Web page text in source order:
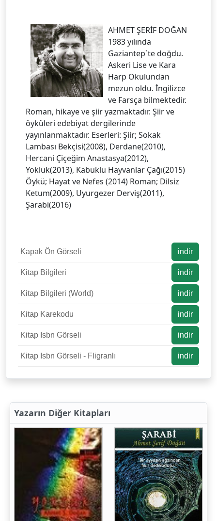
AHMET ŞERİF DOĞAN
1983 yılında
Gaziantep`te doğdu.
Askeri Lise ve Kara
Harp Okulundan
mezun oldu. İngilizce
ve Farsça bilmektedir.
Roman, hikaye ve şiir yazmaktadır. Şiir ve
öyküleri edebiyat dergilerinde
yayınlanmaktadır. Eserleri: Şiir; Sokak
Lambası Bekçisi(2008), Derdane(2010),
Hercani Çiçeğim Anastasya(2012),
Yokluk(2013), Kabuklu Hayvanlar Çağı(2015)
Öykü; Hayat ve Nefes (2014) Roman; Dilsiz
Ketum(2009), Uyurgezer Derviş(2011),
Şarabi(2016)
Kapak Ön Görseli indir
Kitap Bilgileri indir
Kitap Bilgileri (World) indir
Kitap Karekodu indir
Kitap Isbn Görseli indir
Kitap Isbn Görseli - Fligranlı indir
Yazarın Diğer Kitapları